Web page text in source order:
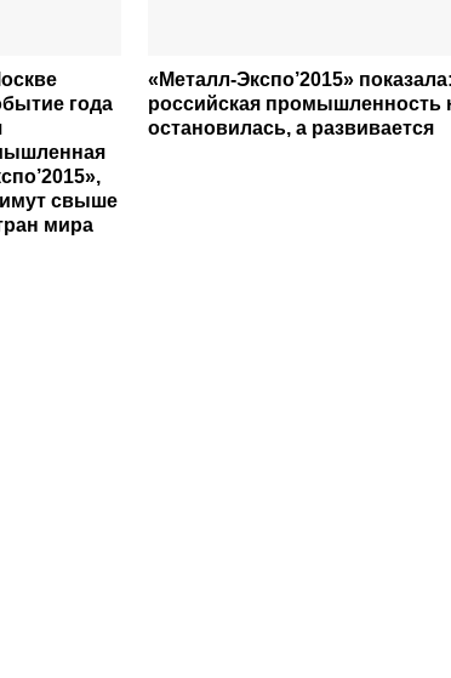
года
свыше
мира
«Металл-Экспо’2015»
российская промышленность
остановилась, а развивается